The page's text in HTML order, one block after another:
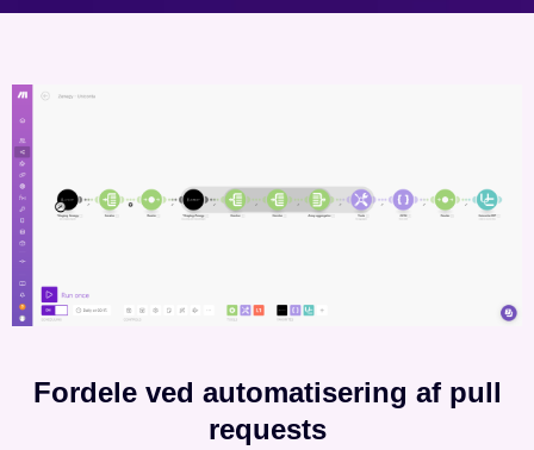
Fordele ved automatisering af pull
requests